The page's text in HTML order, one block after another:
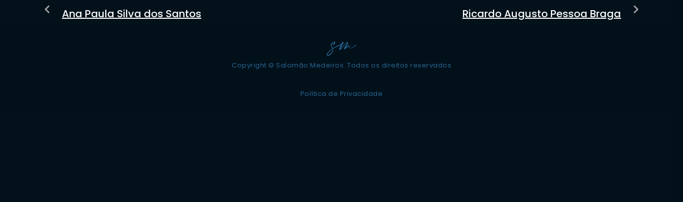
Ana Paula Silva dos Santos Ricardo Augusto Pessoa Braga
Copyright © Salomão Medeiros. Todos os direitos reservados
Política de Privacidade